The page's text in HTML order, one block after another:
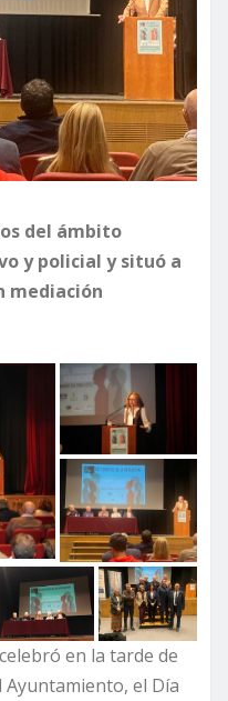
del ámbito
y policial y situó a
mediación
en la tarde de
Ayuntamiento, el Día